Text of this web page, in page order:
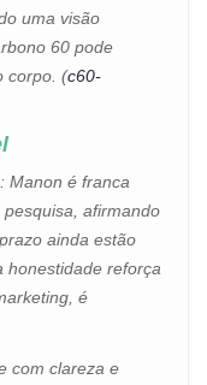
uma visão
60 pode
corpo. (c60-
: Manon é franca
afirmando
ainda estão
honestidade reforça
é
com clareza e